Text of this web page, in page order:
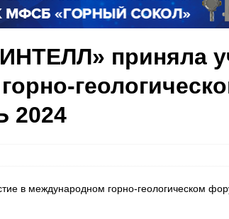
приняла
2024
в международном горно-геологическом